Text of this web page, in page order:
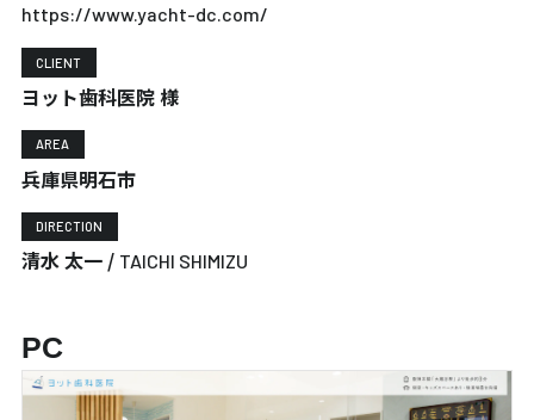
https://www.yacht-dc.com/
CLIENT
ヨット歯科医院 様
AREA
兵庫県明石市
DIRECTION
清水 太一 / TAICHI SHIMIZU
PC